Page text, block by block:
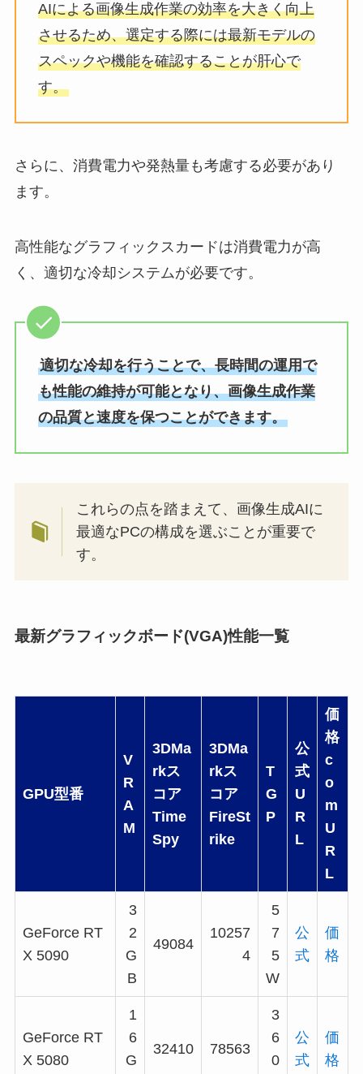
AIによる画像生成作業の効率を大きく向上
させるため、選定する際には最新モデルの
スペックや機能を確認することが肝心で
す。
さらに、消費電力や発熱量も考慮する必要があり
ます。
高性能なグラフィックスカードは消費電力が高
く、適切な冷却システムが必要です。
適切な冷却を行うことで、長時間の運用で
も性能の維持が可能となり、画像生成作業
の品質と速度を保つことができます。
これらの点を踏まえて、画像生成AIに
最適なPCの構成を選ぶことが重要で
す。
最新グラフィックボード(VGA)性能一覧
GPU型番
V
R
A
M
3DMa
rkス
コア
Time
Spy
3DMa
rkス
コア
FireSt
rike
T
G
P
公
式
U
R
L
価
格
c
o
m
U
R
L
GeForce RT
X 5090
3
2
G
B
49084
10257
4
5
7
5
W
公
式
価
格
GeForce RT
X 5080
1
6
G
32410 78563
3
6
0
公
式
価
格